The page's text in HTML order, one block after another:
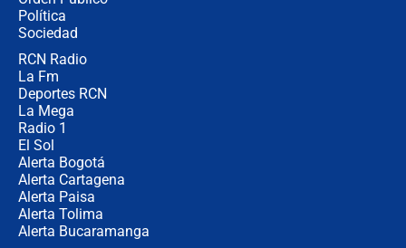
Política
Sociedad
RCN Radio
La Fm
Deportes RCN
La Mega
Radio 1
El Sol
Alerta Bogotá
Alerta Cartagena
Alerta Paisa
Alerta Tolima
Alerta Bucaramanga